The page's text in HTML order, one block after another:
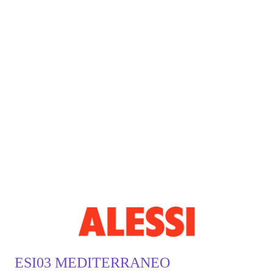
ESI03 MEDITERRANEO